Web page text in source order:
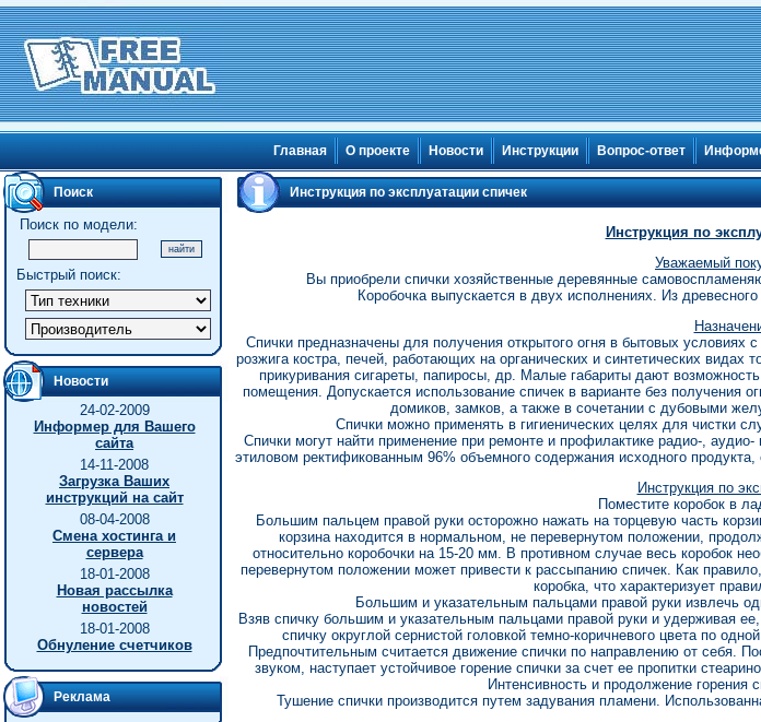
Главная О проекте Новости Инструкции Вопрос-ответ
Поиск
Поиск по модели:
Быстрый поиск:
Новости
24-02-2009
Информер для Вашего
сайта
14-11-2008
Загрузка Ваших
инструкций на сайт
08-04-2008
Смена хостинга и
сервера
18-01-2008
Новая рассылка
новостей
18-01-2008
Обнуление счетчиков
Реклама
Инструкция по эксплуатации спичек
Инструкция по
Уважаемый
Вы приобрели спички хозяйственные деревянные
Коробочка выпускается в двух исполнениях. Из
Спички предназначены для получения открытого огня в бытовых условиях
розжига костра, печей, работающих на органических и синтетических
прикуривания сигареты, папиросы, др. Малые габариты дают
помещения. Допускается использование спичек в варианте без получения
домиков, замков, а также в сочетании с дубовыми
Спички можно применять в гигиенических целях для чистки
Спички могут найти применение при ремонте и профилактике радио-,
этиловом ректификованным 96% объемного содержания исходного
Инструкция по
Поместите коробок в
Большим пальцем правой руки осторожно нажать на торцевую часть
корзина находится в нормальном, не перевернутом положении,
относительно коробочки на 15-20 мм. В противном случае весь коробок
перевернутом положении может привести к рассыпанию спичек. Как
коробка, что характеризует
Большим и указательным пальцами правой руки извлечь
Взяв спичку большим и указательным пальцами правой руки и удерживая
спичку округлой сернистой головкой темно-коричневого цвета по
Предпочтительным считается движение спички по направлению от себя.
звуком, наступает устойчивое горение спички за счет ее пропитки
Интенсивность и продолжение горения
Тушение спички производится путем задувания пламени.